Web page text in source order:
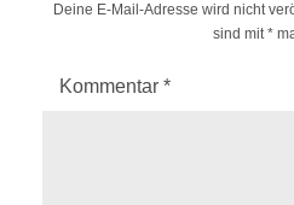
Deine E-Mail-Adresse wird nicht
sind mit*
Kommentar *